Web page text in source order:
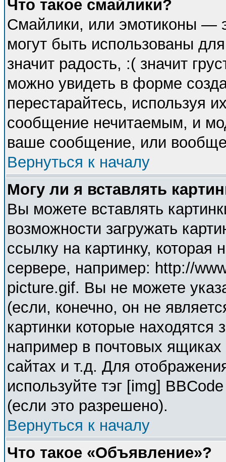
Что такое смайлики?
Смайлики, или эмотиконы —
могут быть использованы
значит радость, :( значит
можно увидеть в форме
перестарайтесь, используя
сообщение нечитаемым, и
ваше сообщение, или вообще
Вернуться к началу
Могу ли я вставлять
Вы можете вставлять
возможности загружать
ссылку на картинку,
сервере, например: http://
picture.gif. Вы не можете
(если, конечно, он не
картинки которые
например в почтовых
сайтах и т.д. Для
используйте тэг [img]
(если это разрешено).
Вернуться к началу
Что такое «Объявление»?